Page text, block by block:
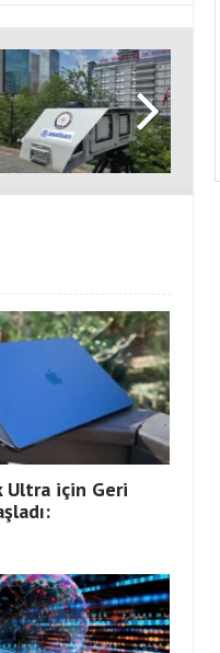
Ultra için Geri